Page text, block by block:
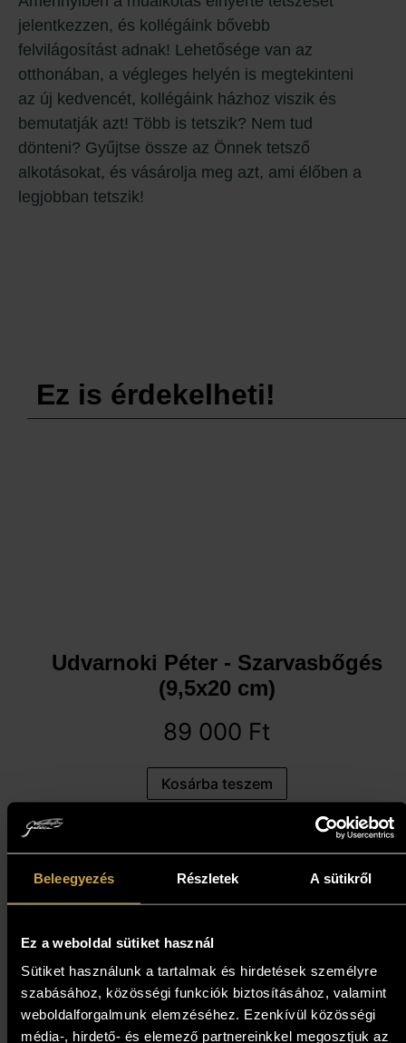
Beleegyezés Részletek A sütikről
Ez a weboldal sütiket használ
Sütiket használunk a tartalmak és hirdetések személyre
szabásához, közösségi funkciók biztosításához, valamint
weboldalforgalmunk elemzéséhez. Ezenkívül közösségi
média-, hirdető- és elemező partnereinkkel megosztjuk az
jelentkezzen, és kollégáink bővebb
felvilágosítást adnak! Lehetősége van az
otthonában, a végleges helyén is megtekinteni
az új kedvencét, kollégáink házhoz viszik és
bemutatják azt! Több is tetszik? Nem tud
dönteni? Gyűjtse össze az Önnek tetsző
alkotásokat, és vásárolja meg azt, ami élőben a
legjobban tetszik!
Ez is érdekelheti!
Udvarnoki Péter - Szarvasbőgés
(9,5x20 cm)
89 000 Ft
Kosárba teszem